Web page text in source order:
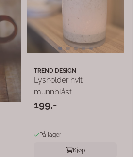
TREND DESIGN
Lysholder hvit
munnblåst
199,-
På lager
Kjøp